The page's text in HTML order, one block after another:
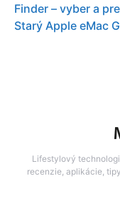
Finder – vyber a
Starý Apple eMac
Lifestylový
recenzie, aplikácie,